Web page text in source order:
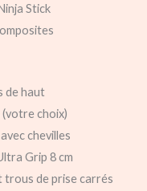
Stick
de haut
choix)
chevilles
Grip 8 cm
trous de prise carrés